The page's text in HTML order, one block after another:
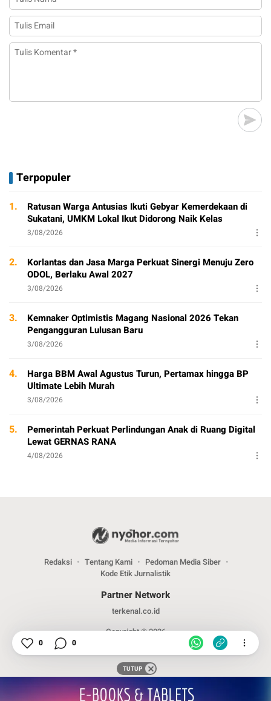
Terpopuler
1.
Ratusan Warga Antusias Ikuti Gebyar Kemerdekaan di
Sukatani, UMKM Lokal Ikut Didorong Naik Kelas
3/08/2026
2.
Korlantas dan Jasa Marga Perkuat Sinergi Menuju Zero
ODOL, Berlaku Awal 2027
3/08/2026
3.
Kemnaker Optimistis Magang Nasional 2026 Tekan
Pengangguran Lulusan Baru
3/08/2026
4.
Harga BBM Awal Agustus Turun, Pertamax hingga BP
Ultimate Lebih Murah
3/08/2026
5.
Pemerintah Perkuat Perlindungan Anak di Ruang Digital
Lewat GERNAS RANA
4/08/2026
Redaksi Tentang Kami
Pedoman Media Siber
Kode Etik Jurnalistik
Partner Network
terkenal.co.id
Copyright © 2026
0 0
TUTUP